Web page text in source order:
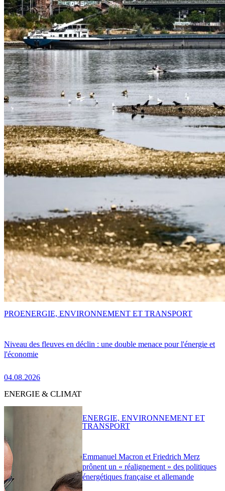
Niveau des fleuves en déclin : une double menace pour l'énergie et
l'économie
04.08.2026
PROENERGIE, ENVIRONNEMENT ET TRANSPORT
ENERGIE & CLIMAT
Emmanuel Macron et Friedrich Merz
prônent un « réalignement » des politiques
énergétiques française et allemande
ENERGIE, ENVIRONNEMENT ET
TRANSPORT